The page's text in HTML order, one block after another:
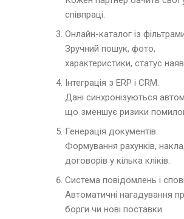
співпраці.
Онлайн-каталог із
Зручний пошук, фото,
характеристики, статус
Інтеграція з ERP і CRM.
Дані синхронізуються
що зменшує ризики
Генерація документів.
Формування рахунків,
договорів у кілька кліків.
Система повідомлень і
Автоматичні нагадування
борги чи нові поставки.